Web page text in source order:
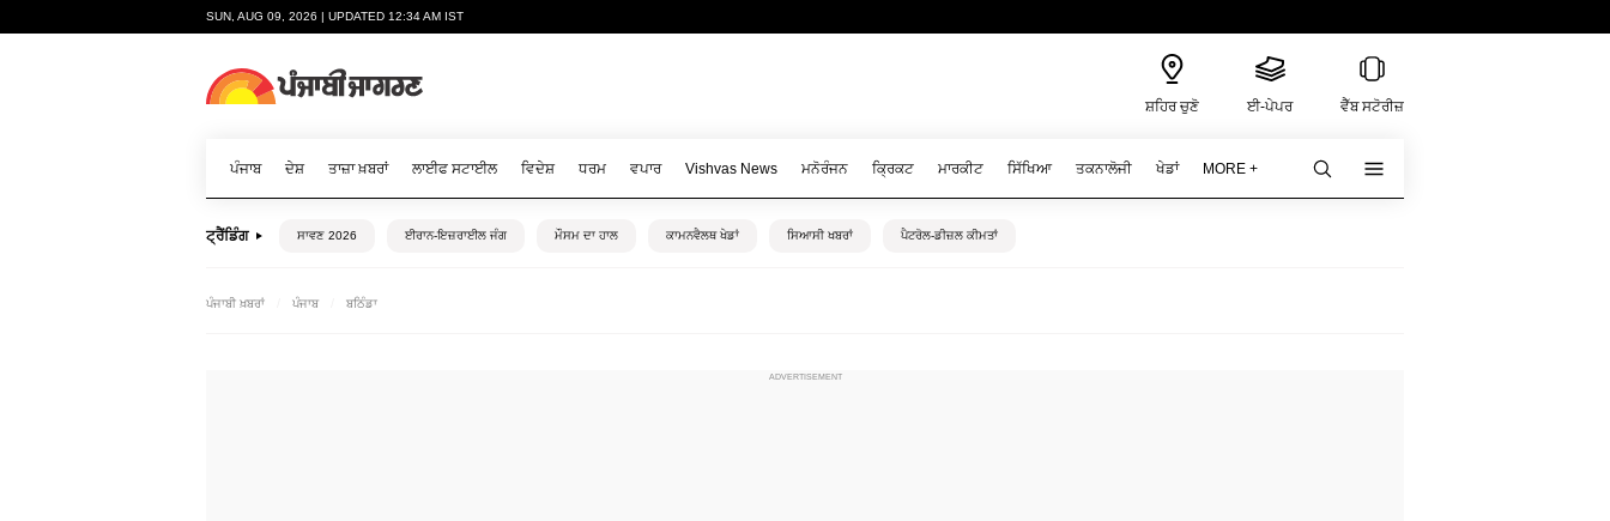
SUN, AUG 09, 2026 | UPDATED 12:34 AM IST
ਸ਼ਹਿਰ ਚੁਣੋ ਈ-ਪੇਪਰ ਵੈੱਬ ਸਟੋਰੀਜ਼
ਪੰਜਾਬ ਦੇਸ਼ ਤਾਜ਼ਾ ਖ਼ਬਰਾਂ ਲਾਈਫ ਸਟਾਈਲ ਵਿਦੇਸ਼ ਧਰਮ ਵਪਾਰ Vishvas News ਮਨੋਰੰਜਨ ਕ੍ਰਿਕਟ ਮਾਰਕੀਟ ਸਿੱਖਿਆ ਤਕਨਾਲੋਜੀ ਖੇਡਾਂ MORE +
ਟ੍ਰੈਂਡਿੰਗ ਸਾਵਣ 2026 ਈਰਾਨ-ਇਜ਼ਰਾਈਲ ਜੰਗ ਮੌਸਮ ਦਾ ਹਾਲ ਕਾਮਨਵੈਲਥ ਖੇਡਾਂ ਸਿਆਸੀ ਖਬਰਾਂ ਪੈਟਰੋਲ-ਡੀਜ਼ਲ ਕੀਮਤਾਂ
ਪੰਜਾਬੀ ਖ਼ਬਰਾਂ ਪੰਜਾਬ ਬਠਿੰਡਾ